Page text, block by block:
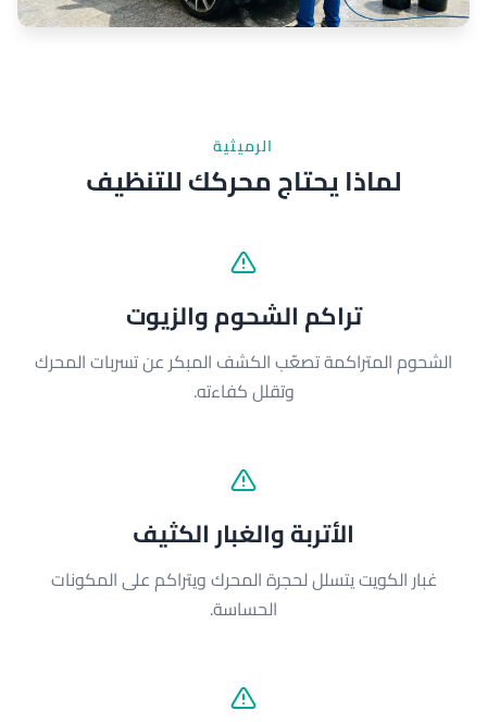
الرميثية
لماذا يحتاج محركك للتنظيف
تراكم الشحوم والزيوت
الشحوم المتراكمة تصعّب الكشف المبكر عن تسربات المحرك
وتقلل كفاءته.
الأتربة والغبار الكثيف
غبار الكويت يتسلل لحجرة المحرك ويتراكم على المكونات
الحساسة.